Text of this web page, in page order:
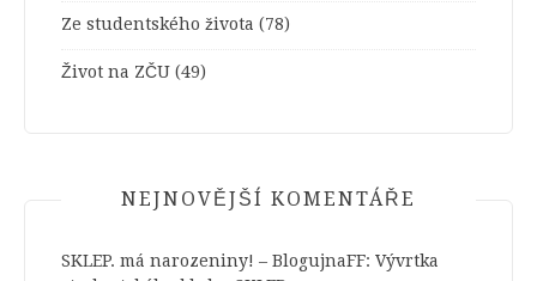
Ze studentského života (78)
Život na ZČU (49)
NEJNOVĚJŠÍ KOMENTÁŘE
SKLEP. má narozeniny! – BlogujnaFF: Vývrtka